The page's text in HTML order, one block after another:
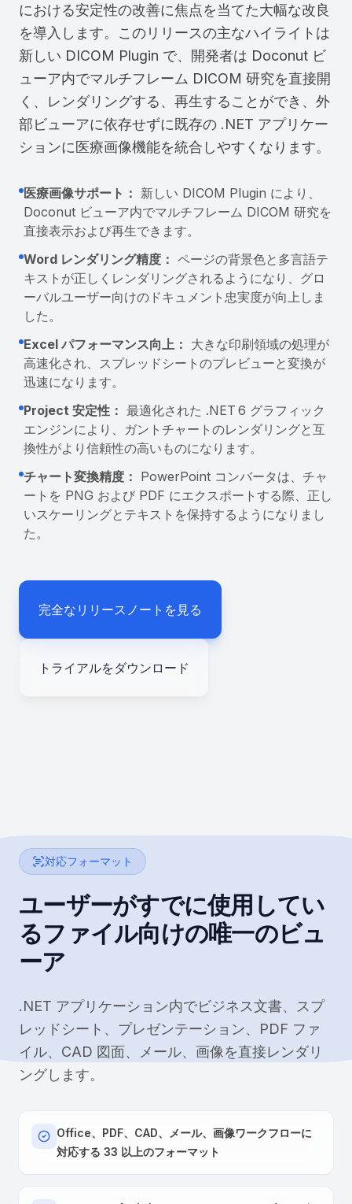
における安定性の改善に焦点を当てた大幅な改良
を導入します。このリリースの主なハイライトは
新しい DICOM Plugin で、開発者は Doconut ビ
ューア内でマルチフレーム DICOM 研究を直接開
く、レンダリングする、再生することができ、外
部ビューアに依存せずに既存の .NET アプリケー
ションに医療画像機能を統合しやすくなります。
医療画像サポート： 新しい DICOM Plugin により、
Doconut ビューア内でマルチフレーム DICOM 研究を
直接表示および再生できます。
Word レンダリング精度： ページの背景色と多言語テ
キストが正しくレンダリングされるようになり、グロ
ーバルユーザー向けのドキュメント忠実度が向上しま
した。
Excel パフォーマンス向上： 大きな印刷領域の処理が
高速化され、スプレッドシートのプレビューと変換が
迅速になります。
Project 安定性： 最適化された .NET 6 グラフィック
エンジンにより、ガントチャートのレンダリングと互
換性がより信頼性の高いものになります。
チャート変換精度： PowerPoint コンバータは、チャ
ートを PNG および PDF にエクスポートする際、正し
いスケーリングとテキストを保持するようになりまし
た。
完全なリリースノートを見る
トライアルをダウンロード
対応フォーマット
ユーザーがすでに使用してい
るファイル向けの唯一のビュ
ーア
.NET アプリケーション内でビジネス文書、スプ
レッドシート、プレゼンテーション、PDF ファ
イル、CAD 図面、メール、画像を直接レンダリ
ングします。
Office、PDF、CAD、メール、画像ワークフローに
対応する 33 以上のフォーマット